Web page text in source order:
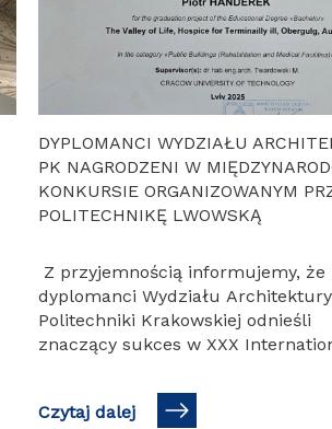
DYPLOMANCI WYDZIAŁU
PK NAGRODZENI W
KONKURSIE ORGANIZOWANYM
POLITECHNIKĘ LWOWSKĄ
Z przyjemnością informujemy, że
dyplomanci Wydziału Architektury
Politechniki Krakowskiej odnieśli
znaczący sukces w XXX
organizowanym przez Politechnikę
Lwowską. W międzynarodowym
Czytaj dalej